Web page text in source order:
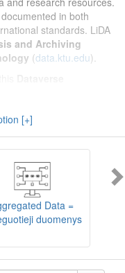
in both
standards. LiDA
and Archiving
(data.ktu.edu).
of resources and they
to the type:Survey Data,
Historical Statistics),
News Media Studies).
in large national
sciences and
and higher
institutions
into the LiDA
[+]
Data =
duomenys